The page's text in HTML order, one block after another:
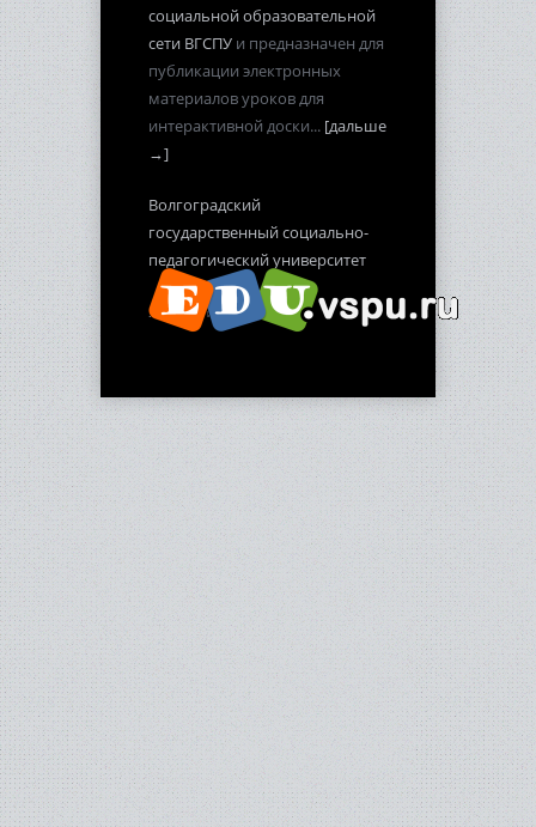
социальной образовательной
сети ВГСПУ и предназначен для
публикации электронных
материалов уроков для
интерактивной доски... [дальше
→]
Волгоградский
государственный социально-
педагогический университет
2012-2013 гг.